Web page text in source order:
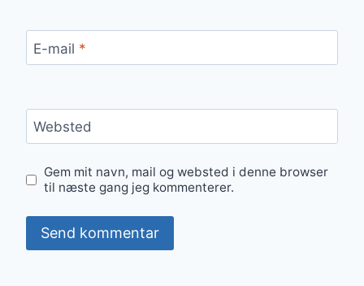
E-mail *
Websted
Gem mit navn, mail og websted i denne browser
til næste gang jeg kommenterer.